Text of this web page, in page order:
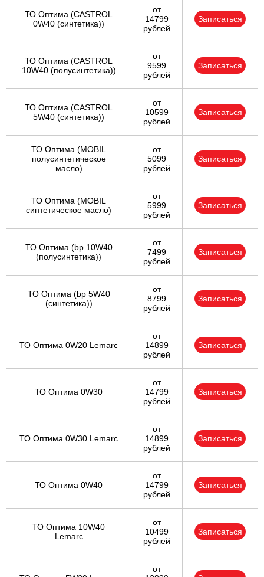
ТО Оптима (CASTROL
0W40 (синтетика))
от
14799
рублей
Записаться
ТО Оптима (CASTROL
10W40 (полусинтетика))
от
9599
рублей
Записаться
ТО Оптима (CASTROL
5W40 (синтетика))
от
10599
рублей
Записаться
ТО Оптима (MOBIL
полусинтетическое
масло)
от
5099
рублей
Записаться
ТО Оптима (MOBIL
синтетическое масло)
от
5999
рублей
Записаться
ТО Оптима (bp 10W40
(полусинтетика))
от
7499
рублей
Записаться
ТО Оптима (bp 5W40
(синтетика))
от
8799
рублей
Записаться
ТО Оптима 0W20 Lemarc
от
14899
рублей
Записаться
ТО Оптима 0W30
от
14799
рублей
Записаться
ТО Оптима 0W30 Lemarc
от
14899
рублей
Записаться
ТО Оптима 0W40
от
14799
рублей
Записаться
ТО Оптима 10W40
Lemarc
от
10499
рублей
Записаться
от